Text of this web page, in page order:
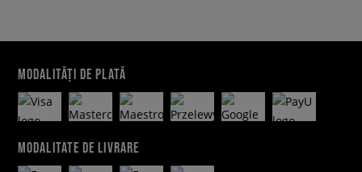
MODALITĂȚI DE PLATĂ
MODALITATE DE LIVRARE